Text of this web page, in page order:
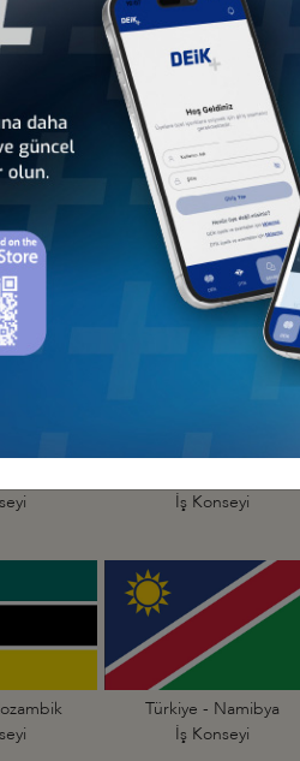
Türkiye - Gambiya
İş Konseyi
Türkiye - Kenya
İş Konseyi
İş Konseyi
Türkiye - Namibya
İş Konseyi